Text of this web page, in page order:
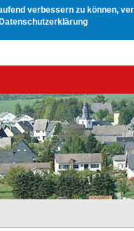
verbessern zu können,